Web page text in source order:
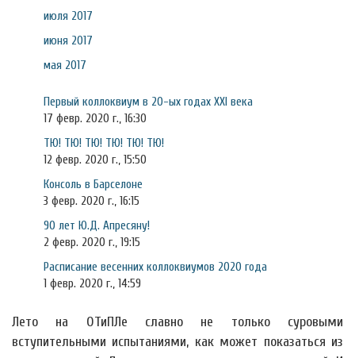
июля 2017
июня 2017
мая 2017
Первый коллоквиум в 20-ых годах XXI века
17 февр. 2020 г., 16:30
ТЮ! ТЮ! ТЮ! ТЮ! ТЮ! ТЮ!
12 февр. 2020 г., 15:50
Консоль в Барселоне
3 февр. 2020 г., 16:15
90 лет Ю.Д. Апресяну!
2 февр. 2020 г., 19:15
Расписание весенних коллоквиумов 2020 года
1 февр. 2020 г., 14:59
Лето на ОТиПЛе славно не только суровыми
вступительными испытаниями, как может показаться из